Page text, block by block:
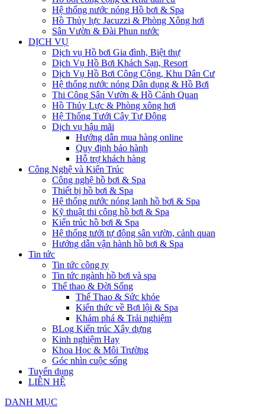
Hệ thống nước nóng Hồ bơi & Spa
Hồ Thủy lực Jacuzzi & Phòng Xông hơi
Sân Vườn & Đài Phun nước
DỊCH VỤ
Dịch vụ Hồ bơi Gia đình, Biệt thự
Dịch Vụ Hồ Bơi Khách Sạn, Resort
Dịch Vụ Hồ Bơi Công Cộng, Khu Dân Cư
Hệ thống nước nóng Dân dụng & Hồ Bơi
Thi Công Sân Vườn & Hồ Cảnh Quan
Hồ Thủy Lực & Phòng xông hơi
Hệ Thống Tưới Cây Tự Động
Dịch vụ hậu mãi
Hướng dẫn mua hàng online
Quy định bảo hành
Hỗ trợ khách hàng
Công Nghệ và Kiến Trúc
Công nghệ hồ bơi & Spa
Thiết bị hồ bơi & Spa
Hệ thống nước nóng lạnh hồ bơi & Spa
Kỹ thuật thi công hồ bơi & Spa
Kiến trúc hồ bơi & Spa
Hệ thống tưới tự động sân vườn, cảnh quan
Hướng dẫn vận hành hồ bơi & Spa
Tin tức
Tin tức công ty
Tin tức ngành hồ bơi và spa
Thể thao & Đời Sống
Thể Thao & Sức khỏe
Kiến thức về Bơi lội & Spa
Khám phá & Trải nghiệm
BLog Kiến trúc Xây dựng
Kinh nghiệm Hay
Khoa Học & Môi Trường
Góc nhìn cuộc sống
Tuyển dụng
LIÊN HỆ
DANH MỤC